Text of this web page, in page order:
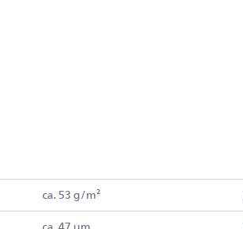
ca. 53 g/m²